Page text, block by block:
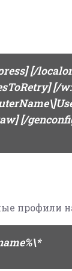
[/
[/
[/
профили